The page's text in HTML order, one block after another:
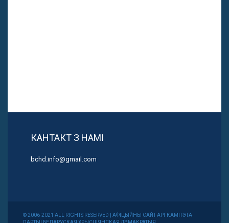
КАНТАКТ З НАМІ
bchd.info@gmail.com
© 2006-2021 ALL RIGHTS RESERVED | АФІЦЫЙНЫ САЙТ АРГКАМІТЭТА